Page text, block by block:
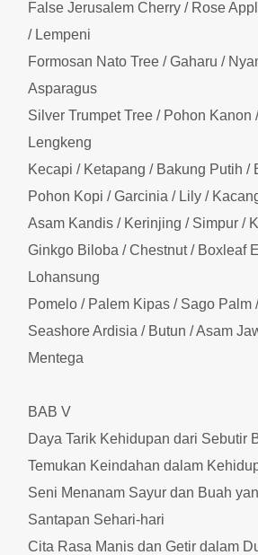
False Jerusalem Cherry / Rose
/ Lempeni
Formosan Nato Tree / Gaharu /
Asparagus
Silver Trumpet Tree / Pohon Kanon
Lengkeng
Kecapi / Ketapang / Bakung Putih /
Pohon Kopi / Garcinia / Lily /
Asam Kandis / Kerinjing / Simpur /
Ginkgo Biloba / Chestnut / Boxleaf
Lohansung
Pomelo / Palem Kipas / Sago Palm
Seashore Ardisia / Butun / Asam
Mentega
BAB V
Daya Tarik Kehidupan dari Sebutir
Temukan Keindahan dalam
Seni Menanam Sayur dan Buah
Santapan Sehari-hari
Cita Rasa Manis dan Getir dalam